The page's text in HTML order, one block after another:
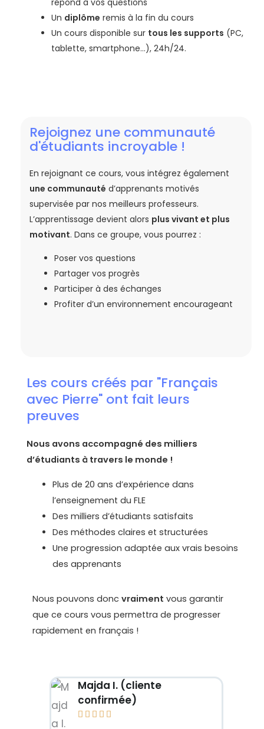
répond à vos questions
Un diplôme remis à la fin du cours
Un cours disponible sur tous les supports (PC,
tablette, smartphone…), 24h/24.
Rejoignez une communauté
d'étudiants incroyable !
En rejoignant ce cours, vous intégrez également
une communauté d’apprenants motivés
supervisée par nos meilleurs professeurs.
L’apprentissage devient alors plus vivant et plus
motivant. Dans ce groupe, vous pourrez :
Poser vos questions
Partager vos progrès
Participer à des échanges
Profiter d’un environnement encourageant
Les cours créés par "Français
avec Pierre" ont fait leurs
preuves
Nous avons accompagné des milliers
d’étudiants à travers le monde !
Plus de 20 ans d’expérience dans
l’enseignement du FLE
Des milliers d’étudiants satisfaits
Des méthodes claires et structurées
Une progression adaptée aux vrais besoins
des apprenants
Nous pouvons doncvraiment vous garantir
que ce cours vous permettra de progresser
rapidement en français !
Majda I. (cliente
confirmée)
    